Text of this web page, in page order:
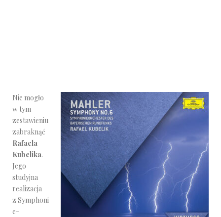
Nie mogło
w tym
zestawieniu
zabraknąć
Rafaela
Kubelika.
Jego
studyjna
realizacja
z Symphoni
e-